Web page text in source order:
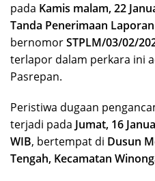
pada Kamis malam, 22
Tanda Penerimaan
bernomorSTPLM/03/02/
terlapor dalam perkara ini
Pasrepan.
Peristiwa dugaan
terjadi pada Jumat, 16
WIB, bertempat di Dusun
Tengah, Kecamatan